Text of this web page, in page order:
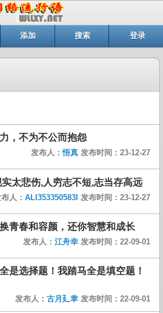
添加 搜索 登录
，不为不公而抱怨
发布人：悟真 发布时间：23-12-27
太悲伤,人穷志不短,志当存高远
人： ALI353350583I 发布时间：23-12-27
青春和容颜，还你智慧和成长
发布人： 江舟幸 发布时间：22-09-01
是选择题！我踏马全是填空题！
发布人： 古月廴聿 发布时间：22-09-01